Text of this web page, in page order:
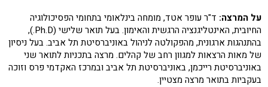
על המרצה: ד"ר עופר אטד, מומחה בינלאומי בתחומי הפסיכולוגיה
החיובית, האינטליגנציה הרגשית והאימון. בעל תואר שלישי (Ph.D.),
בהתנהגות ארגונית, מהפקולטה לניהול באוניברסיטת תל אביב. בעל ניסיון
של מאות הרצאות למגוון רחב של קהלים. מרצה בתכניות לתואר שני
באוניברסיטת רייכמן, באוניברסיטת תל אביב ובמרכז האקדמי פרס וזוכה
בעקביות בתואר מרצה מצטיין.